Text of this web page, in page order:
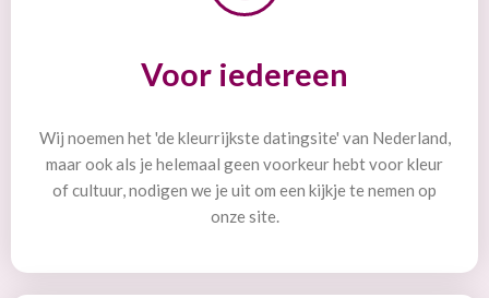
Voor iedereen
Wij noemen het 'de kleurrijkste datingsite' van Nederland,
maar ook als je helemaal geen voorkeur hebt voor kleur
of cultuur, nodigen we je uit om een kijkje te nemen op
onze site.